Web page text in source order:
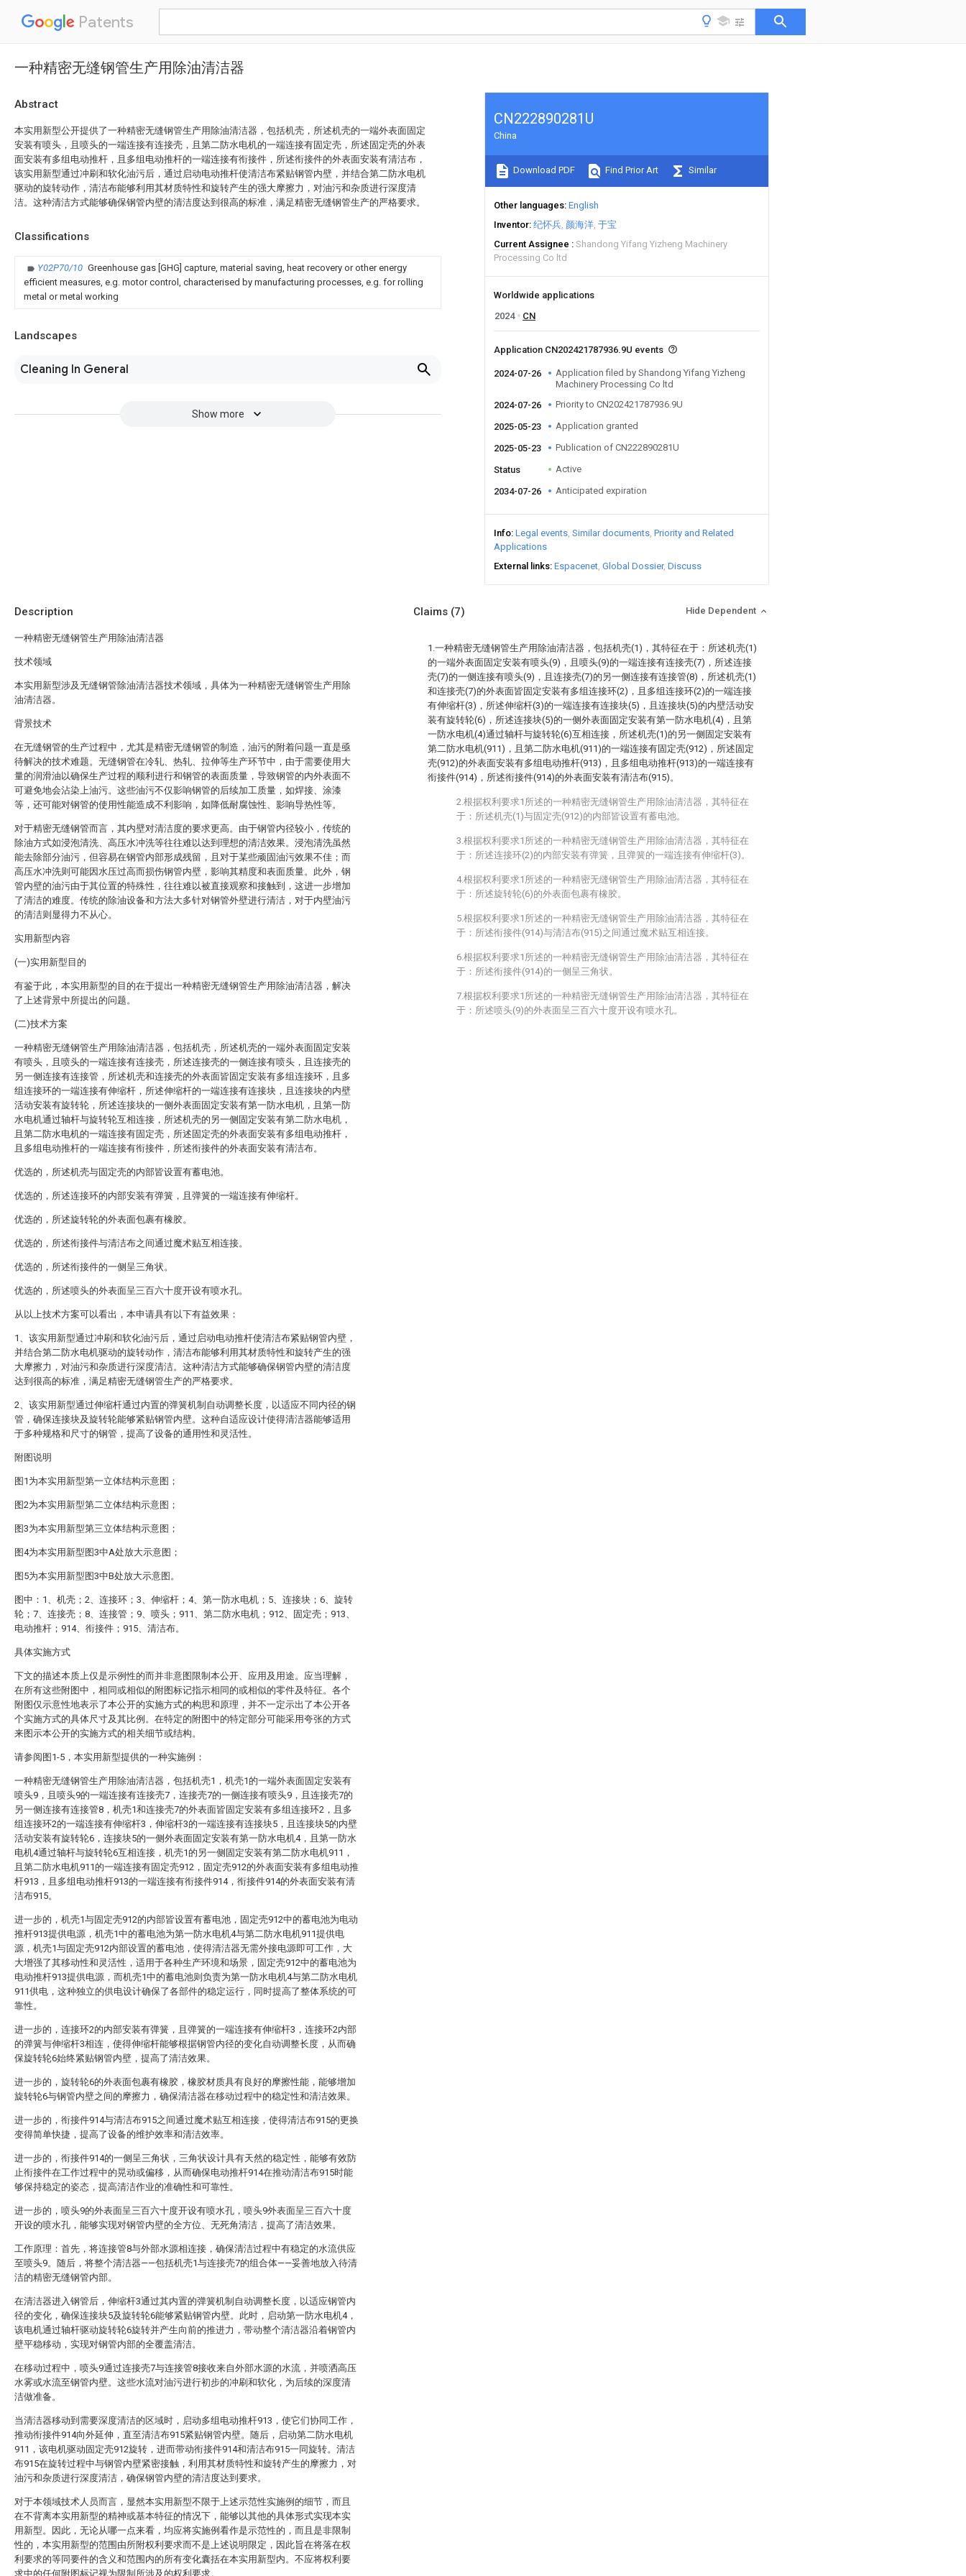
Patents
一种精密无缝钢管生产用除油清洁器
Abstract
本实用新型公开提供了一种精密无缝钢管生产用除油清洁器，包括机壳，所述机壳的一端外表面固定
安装有喷头，且喷头的一端连接有连接壳，且第二防水电机的一端连接有固定壳，所述固定壳的外表
面安装有多组电动推杆，且多组电动推杆的一端连接有衔接件，所述衔接件的外表面安装有清洁布，
该实用新型通过冲刷和软化油污后，通过启动电动推杆使清洁布紧贴钢管内壁，并结合第二防水电机
驱动的旋转动作，清洁布能够利用其材质特性和旋转产生的强大摩擦力，对油污和杂质进行深度清
洁。这种清洁方式能够确保钢管内壁的清洁度达到很高的标准，满足精密无缝钢管生产的严格要求。
Classifications
Y02P70/10 Greenhouse gas [GHG] capture, material saving, heat recovery or other energy
efficient measures, e.g. motor control, characterised by manufacturing processes, e.g. for rolling
metal or metal working
Landscapes
Cleaning In General
Show more
CN222890281U
China
Download PDF Find Prior Art Similar
Other languages English
Inventor 纪怀兵 颜海洋 于宝
Current Assignee
Shandong Yifang Yizheng Machinery
Processing Co ltd
Worldwide applications
2024
CN
Application CN202421787936.9U events
2024-07-26
Application filed by Shandong Yifang Yizheng
Machinery Processing Co ltd
2024-07-26
Priority to CN202421787936.9U
2025-05-23 Application granted
2025-05-23 Publication of CN222890281U
Status Active
2034-07-26 Anticipated expiration
Info Legal events Similar documents Priority and Related
Applications
External links Espacenet Global Dossier Discuss
Description
一种精密无缝钢管生产用除油清洁器
技术领域
本实用新型涉及无缝钢管除油清洁器技术领域，具体为一种精密无缝钢管生产用除
油清洁器。
背景技术
在无缝钢管的生产过程中，尤其是精密无缝钢管的制造，油污的附着问题一直是亟
待解决的技术难题。无缝钢管在冷轧、热轧、拉伸等生产环节中，由于需要使用大
量的润滑油以确保生产过程的顺利进行和钢管的表面质量，导致钢管的内外表面不
可避免地会沾染上油污。这些油污不仅影响钢管的后续加工质量，如焊接、涂漆
等，还可能对钢管的使用性能造成不利影响，如降低耐腐蚀性、影响导热性等。
对于精密无缝钢管而言，其内壁对清洁度的要求更高。由于钢管内径较小，传统的
除油方式如浸泡清洗、高压水冲洗等往往难以达到理想的清洁效果。浸泡清洗虽然
能去除部分油污，但容易在钢管内部形成残留，且对于某些顽固油污效果不佳；而
高压水冲洗则可能因水压过高而损伤钢管内壁，影响其精度和表面质量。此外，钢
管内壁的油污由于其位置的特殊性，往往难以被直接观察和接触到，这进一步增加
了清洁的难度。传统的除油设备和方法大多针对钢管外壁进行清洁，对于内壁油污
的清洁则显得力不从心。
实用新型内容
(一)实用新型目的
有鉴于此，本实用新型的目的在于提出一种精密无缝钢管生产用除油清洁器，解决
了上述背景中所提出的问题。
(二)技术方案
一种精密无缝钢管生产用除油清洁器，包括机壳，所述机壳的一端外表面固定安装
有喷头，且喷头的一端连接有连接壳，所述连接壳的一侧连接有喷头，且连接壳的
另一侧连接有连接管，所述机壳和连接壳的外表面皆固定安装有多组连接环，且多
组连接环的一端连接有伸缩杆，所述伸缩杆的一端连接有连接块，且连接块的内壁
活动安装有旋转轮，所述连接块的一侧外表面固定安装有第一防水电机，且第一防
水电机通过轴杆与旋转轮互相连接，所述机壳的另一侧固定安装有第二防水电机，
且第二防水电机的一端连接有固定壳，所述固定壳的外表面安装有多组电动推杆，
且多组电动推杆的一端连接有衔接件，所述衔接件的外表面安装有清洁布。
优选的，所述机壳与固定壳的内部皆设置有蓄电池。
优选的，所述连接环的内部安装有弹簧，且弹簧的一端连接有伸缩杆。
优选的，所述旋转轮的外表面包裹有橡胶。
优选的，所述衔接件与清洁布之间通过魔术贴互相连接。
优选的，所述衔接件的一侧呈三角状。
优选的，所述喷头的外表面呈三百六十度开设有喷水孔。
从以上技术方案可以看出，本申请具有以下有益效果：
1、该实用新型通过冲刷和软化油污后，通过启动电动推杆使清洁布紧贴钢管内壁，
并结合第二防水电机驱动的旋转动作，清洁布能够利用其材质特性和旋转产生的强
大摩擦力，对油污和杂质进行深度清洁。这种清洁方式能够确保钢管内壁的清洁度
达到很高的标准，满足精密无缝钢管生产的严格要求。
2、该实用新型通过伸缩杆通过内置的弹簧机制自动调整长度，以适应不同内径的钢
管，确保连接块及旋转轮能够紧贴钢管内壁。这种自适应设计使得清洁器能够适用
于多种规格和尺寸的钢管，提高了设备的通用性和灵活性。
附图说明
图1为本实用新型第一立体结构示意图；
图2为本实用新型第二立体结构示意图；
图3为本实用新型第三立体结构示意图；
图4为本实用新型图3中A处放大示意图；
图5为本实用新型图3中B处放大示意图。
图中：1、机壳；2、连接环；3、伸缩杆；4、第一防水电机；5、连接块；6、旋转
轮；7、连接壳；8、连接管；9、喷头；911、第二防水电机；912、固定壳；913、
电动推杆；914、衔接件；915、清洁布。
具体实施方式
下文的描述本质上仅是示例性的而并非意图限制本公开、应用及用途。应当理解，
在所有这些附图中，相同或相似的附图标记指示相同的或相似的零件及特征。各个
附图仅示意性地表示了本公开的实施方式的构思和原理，并不一定示出了本公开各
个实施方式的具体尺寸及其比例。在特定的附图中的特定部分可能采用夸张的方式
来图示本公开的实施方式的相关细节或结构。
请参阅图1-5，本实用新型提供的一种实施例：
一种精密无缝钢管生产用除油清洁器，包括机壳1，机壳1的一端外表面固定安装有
喷头9，且喷头9的一端连接有连接壳7，连接壳7的一侧连接有喷头9，且连接壳7的
另一侧连接有连接管8，机壳1和连接壳7的外表面皆固定安装有多组连接环2，且多
组连接环2的一端连接有伸缩杆3，伸缩杆3的一端连接有连接块5，且连接块5的内壁
活动安装有旋转轮6，连接块5的一侧外表面固定安装有第一防水电机4，且第一防水
电机4通过轴杆与旋转轮6互相连接，机壳1的另一侧固定安装有第二防水电机911，
且第二防水电机911的一端连接有固定壳912，固定壳912的外表面安装有多组电动推
杆913，且多组电动推杆913的一端连接有衔接件914，衔接件914的外表面安装有清
洁布915。
进一步的，机壳1与固定壳912的内部皆设置有蓄电池，固定壳912中的蓄电池为电动
推杆913提供电源，机壳1中的蓄电池为第一防水电机4与第二防水电机911提供电
源，机壳1与固定壳912内部设置的蓄电池，使得清洁器无需外接电源即可工作，大
大增强了其移动性和灵活性，适用于各种生产环境和场景，固定壳912中的蓄电池为
电动推杆913提供电源，而机壳1中的蓄电池则负责为第一防水电机4与第二防水电机
911供电，这种独立的供电设计确保了各部件的稳定运行，同时提高了整体系统的可
靠性。
进一步的，连接环2的内部安装有弹簧，且弹簧的一端连接有伸缩杆3，连接环2内部
的弹簧与伸缩杆3相连，使得伸缩杆能够根据钢管内径的变化自动调整长度，从而确
保旋转轮6始终紧贴钢管内壁，提高了清洁效果。
进一步的，旋转轮6的外表面包裹有橡胶，橡胶材质具有良好的摩擦性能，能够增加
旋转轮6与钢管内壁之间的摩擦力，确保清洁器在移动过程中的稳定性和清洁效果。
进一步的，衔接件914与清洁布915之间通过魔术贴互相连接，使得清洁布915的更换
变得简单快捷，提高了设备的维护效率和清洁效率。
进一步的，衔接件914的一侧呈三角状，三角状设计具有天然的稳定性，能够有效防
止衔接件在工作过程中的晃动或偏移，从而确保电动推杆914在推动清洁布915时能
够保持稳定的姿态，提高清洁作业的准确性和可靠性。
进一步的，喷头9的外表面呈三百六十度开设有喷水孔，喷头9外表面呈三百六十度
开设的喷水孔，能够实现对钢管内壁的全方位、无死角清洁，提高了清洁效果。
工作原理：首先，将连接管8与外部水源相连接，确保清洁过程中有稳定的水流供应
至喷头9。随后，将整个清洁器——包括机壳1与连接壳7的组合体——妥善地放入待清
洁的精密无缝钢管内部。
在清洁器进入钢管后，伸缩杆3通过其内置的弹簧机制自动调整长度，以适应钢管内
径的变化，确保连接块5及旋转轮6能够紧贴钢管内壁。此时，启动第一防水电机4，
该电机通过轴杆驱动旋转轮6旋转并产生向前的推进力，带动整个清洁器沿着钢管内
壁平稳移动，实现对钢管内部的全覆盖清洁。
在移动过程中，喷头9通过连接壳7与连接管8接收来自外部水源的水流，并喷洒高压
水雾或水流至钢管内壁。这些水流对油污进行初步的冲刷和软化，为后续的深度清
洁做准备。
当清洁器移动到需要深度清洁的区域时，启动多组电动推杆913，使它们协同工作，
推动衔接件914向外延伸，直至清洁布915紧贴钢管内壁。随后，启动第二防水电机
911，该电机驱动固定壳912旋转，进而带动衔接件914和清洁布915一同旋转。清洁
布915在旋转过程中与钢管内壁紧密接触，利用其材质特性和旋转产生的摩擦力，对
油污和杂质进行深度清洁，确保钢管内壁的清洁度达到要求。
对于本领域技术人员而言，显然本实用新型不限于上述示范性实施例的细节，而且
在不背离本实用新型的精神或基本特征的情况下，能够以其他的具体形式实现本实
用新型。因此，无论从哪一点来看，均应将实施例看作是示范性的，而且是非限制
性的，本实用新型的范围由所附权利要求而不是上述说明限定，因此旨在将落在权
利要求的等同要件的含义和范围内的所有变化囊括在本实用新型内。不应将权利要
求中的任何附图标记视为限制所涉及的权利要求。
Claims (7) Hide Dependent
1.一种精密无缝钢管生产用除油清洁器，包括机壳(1)，其特征在于：所述机壳(1)
的一端外表面固定安装有喷头(9)，且喷头(9)的一端连接有连接壳(7)，所述连接
壳(7)的一侧连接有喷头(9)，且连接壳(7)的另一侧连接有连接管(8)，所述机壳(1)
和连接壳(7)的外表面皆固定安装有多组连接环(2)，且多组连接环(2)的一端连接
有伸缩杆(3)，所述伸缩杆(3)的一端连接有连接块(5)，且连接块(5)的内壁活动安
装有旋转轮(6)，所述连接块(5)的一侧外表面固定安装有第一防水电机(4)，且第
一防水电机(4)通过轴杆与旋转轮(6)互相连接，所述机壳(1)的另一侧固定安装有
第二防水电机(911)，且第二防水电机(911)的一端连接有固定壳(912)，所述固定
壳(912)的外表面安装有多组电动推杆(913)，且多组电动推杆(913)的一端连接有
衔接件(914)，所述衔接件(914)的外表面安装有清洁布(915)。
2.根据权利要求1所述的一种精密无缝钢管生产用除油清洁器，其特征在
于：所述机壳(1)与固定壳(912)的内部皆设置有蓄电池。
3.根据权利要求1所述的一种精密无缝钢管生产用除油清洁器，其特征在
于：所述连接环(2)的内部安装有弹簧，且弹簧的一端连接有伸缩杆(3)。
4.根据权利要求1所述的一种精密无缝钢管生产用除油清洁器，其特征在
于：所述旋转轮(6)的外表面包裹有橡胶。
5.根据权利要求1所述的一种精密无缝钢管生产用除油清洁器，其特征在
于：所述衔接件(914)与清洁布(915)之间通过魔术贴互相连接。
6.根据权利要求1所述的一种精密无缝钢管生产用除油清洁器，其特征在
于：所述衔接件(914)的一侧呈三角状。
7.根据权利要求1所述的一种精密无缝钢管生产用除油清洁器，其特征在
于：所述喷头(9)的外表面呈三百六十度开设有喷水孔。